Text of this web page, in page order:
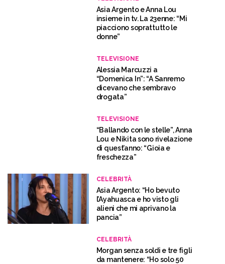
Asia Argento e Anna Lou
insieme in tv. La 23enne: “Mi
piacciono soprattutto le
donne”
TELEVISIONE
Alessia Marcuzzi a
“Domenica In”: “A Sanremo
dicevano che sembravo
drogata”
TELEVISIONE
“Ballando con le stelle”, Anna
Lou e Nikita sono rivelazione
di quest’anno: “Gioia e
freschezza”
CELEBRITÀ
Asia Argento: “Ho bevuto
l’Ayahuasca e ho visto gli
alieni che mi aprivano la
pancia”
CELEBRITÀ
Morgan senza soldi e tre figli
da mantenere: “Ho solo 50